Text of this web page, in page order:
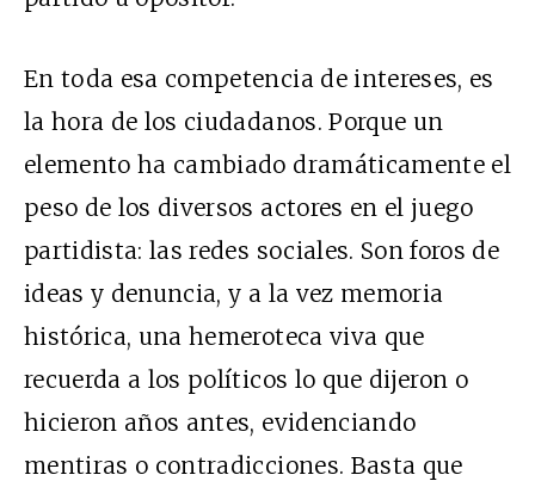
En toda esa competencia de intereses, es
la hora de los ciudadanos. Porque un
elemento ha cambiado dramáticamente el
peso de los diversos actores en el juego
partidista: las redes sociales. Son foros de
ideas y denuncia, y a la vez memoria
histórica, una hemeroteca viva que
recuerda a los políticos lo que dijeron o
hicieron años antes, evidenciando
mentiras o contradicciones. Basta que